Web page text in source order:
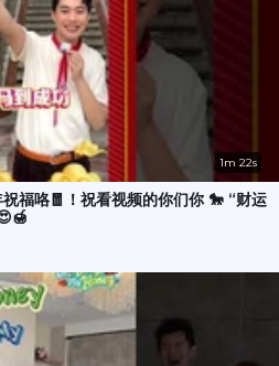
1m 22s
福咯🧧！祝看视频的你们你 🐎 “财运